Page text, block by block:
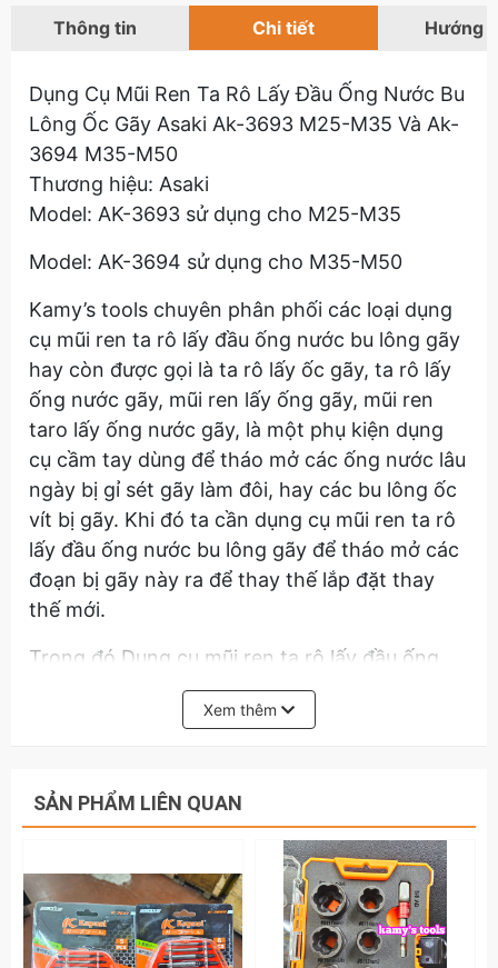
Thông tin Chi tiết Hướng
Dụng Cụ Mũi Ren Ta Rô Lấy Đầu Ống Nước Bu
Lông Ốc Gãy Asaki Ak-3693 M25-M35 Và Ak-
3694 M35-M50
Thương hiệu: Asaki
Model: AK-3693 sử dụng cho M25-M35
Model: AK-3694 sử dụng cho M35-M50
Kamy’s tools chuyên phân phối các loại dụng
cụ mũi ren ta rô lấy đầu ống nước bu lông gãy
hay còn được gọi là ta rô lấy ốc gãy, ta rô lấy
ống nước gãy, mũi ren lấy ống gãy, mũi ren
taro lấy ống nước gãy, là một phụ kiện dụng
cụ cầm tay dùng để tháo mở các ống nước lâu
ngày bị gỉ sét gãy làm đôi, hay các bu lông ốc
vít bị gãy. Khi đó ta cần dụng cụ mũi ren ta rô
lấy đầu ống nước bu lông gãy để tháo mở các
đoạn bị gãy này ra để thay thế lắp đặt thay
thế mới.
Trong đó Dụng cụ mũi ren ta rô lấy đầu ống
nước bu lông ốc gãy asaki ak-3693 m25-m35
và ak-3694 m35-m50 là dụng cụ ta rô tháo
các đường kính từ m25-m35 và m35-m50.
Được thiết kế theo dạng mũi xoắn với bước
răng lớn để dễ dàng ăn vào phần thịt của
phần ống nước bị gãy hay bu lông ốc vít bị
gãy.
Xem thêm
SẢN PHẨM LIÊN QUAN